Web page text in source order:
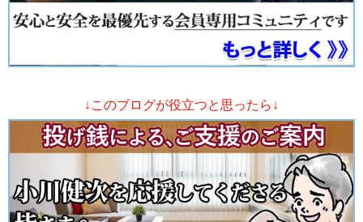
↓このブログが役立つと思ったら↓